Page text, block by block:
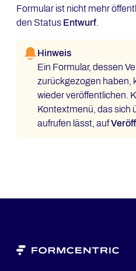
Formular ist nicht mehr
den Status Entwurf
Hinweis
Ein Formular, dessen
zurückgezogen haben,
wieder veröffentlichen.
Kontextmenü, das sich
aufrufen lässt, auf